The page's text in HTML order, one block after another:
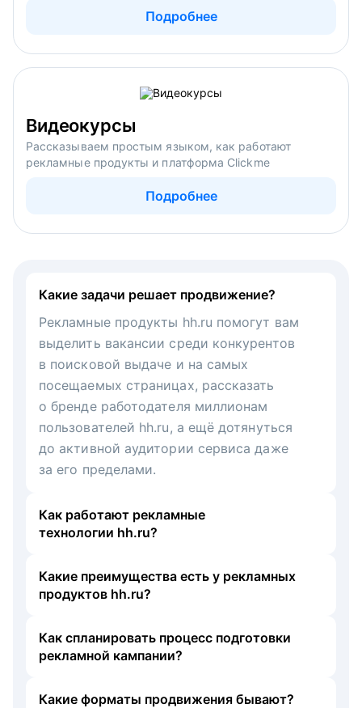
Подробнее
Видеокурсы
Рассказываем простым языком, как работают
рекламные продукты и платформа Clickme
Подробнее
Какие задачи решает продвижение?
Рекламные продукты hh.ru помогут вам
выделить вакансии среди конкурентов
в поисковой выдаче и на самых
посещаемых страницах, рассказать
о бренде работодателя миллионам
пользователей hh.ru, а ещё дотянуться
до активной аудитории сервиса даже
за его пределами.
Как работают рекламные
технологии hh.ru?
Какие преимущества есть у рекламных
продуктов hh.ru?
Как спланировать процесс подготовки
рекламной кампании?
Какие форматы продвижения бывают?